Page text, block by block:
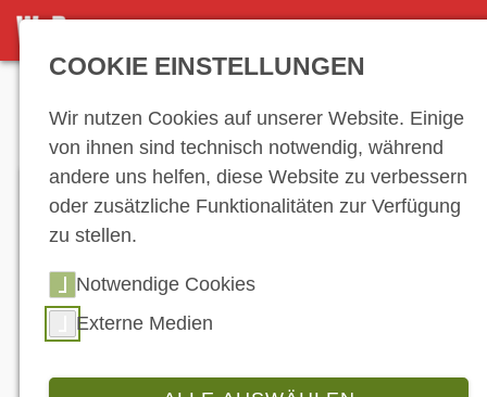
DETAILSEITE
COOKIE EINSTELLUNGEN
Wir nutzen Cookies auf unserer Website. Einige
von ihnen sind technisch notwendig, während
andere uns helfen, diese Website zu verbessern
oder zusätzliche Funktionalitäten zur Verfügung
zu stellen.
Notwendige Cookies
Externe Medien